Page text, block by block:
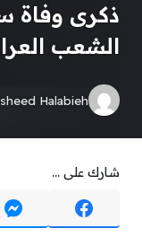
ذكرى وفاة
الشعب
Halabieh
شارك على ...